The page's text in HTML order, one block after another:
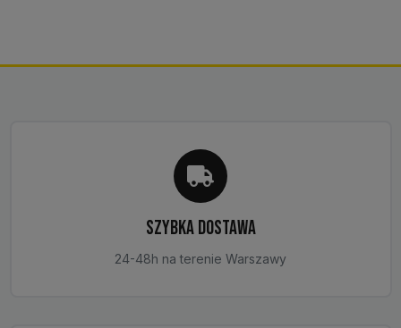
można
SZYBKA DOSTAWA
24-48h na terenie Warszawy